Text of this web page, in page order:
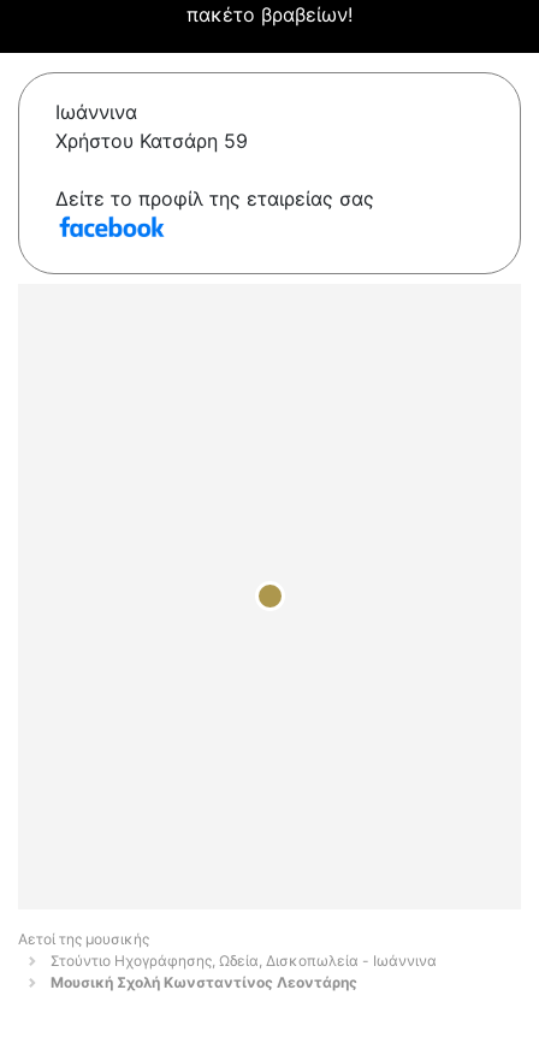
πακέτο βραβείων!
Ιωάννινα
Χρήστου Κατσάρη 59
Δείτε το προφίλ της εταιρείας σας
Αετοί της μουσικής
Στούντιο Ηχογράφησης, Ωδεία, Δισκοπωλεία - Ιωάννινα
Μουσική Σχολή Κωνσταντίνος Λεοντάρης